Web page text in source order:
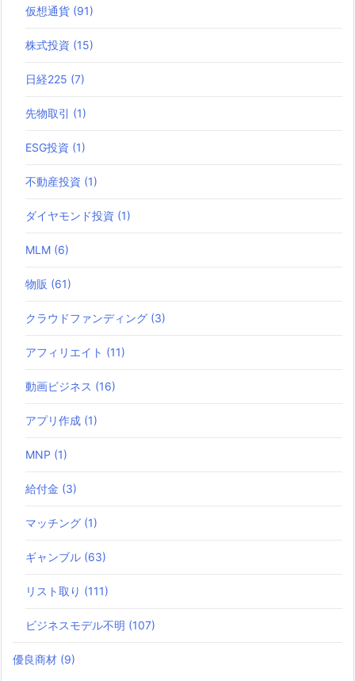
仮想通貨 (91)
株式投資 (15)
日経225 (7)
先物取引 (1)
ESG投資 (1)
不動産投資 (1)
ダイヤモンド投資 (1)
MLM (6)
物販 (61)
クラウドファンディング (3)
アフィリエイト (11)
動画ビジネス (16)
アプリ作成 (1)
MNP (1)
給付金 (3)
マッチング (1)
ギャンブル (63)
リスト取り (111)
ビジネスモデル不明 (107)
優良商材 (9)